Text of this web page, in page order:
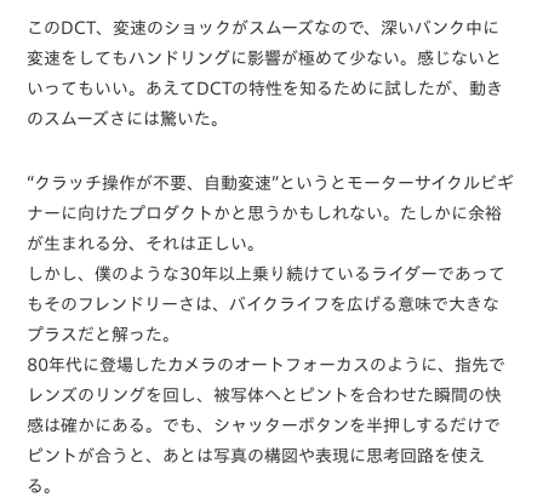
このDCT、変速のショックがスムーズなので、深いバンク中に
変速をしてもハンドリングに影響が極めて少ない。感じないと
いってもいい。あえてDCTの特性を知るために試したが、動き
のスムーズさには驚いた。
“クラッチ操作が不要、自動変速”というとモーターサイクルビギ
ナーに向けたプロダクトかと思うかもしれない。たしかに余裕
が生まれる分、それは正しい。
しかし、僕のような30年以上乗り続けているライダーであって
もそのフレンドリーさは、バイクライフを広げる意味で大きな
プラスだと解った。
80年代に登場したカメラのオートフォーカスのように、指先で
レンズのリングを回し、被写体へとピントを合わせた瞬間の快
感は確かにある。でも、シャッターボタンを半押しするだけで
ピントが合うと、あとは写真の構図や表現に思考回路を使え
る。